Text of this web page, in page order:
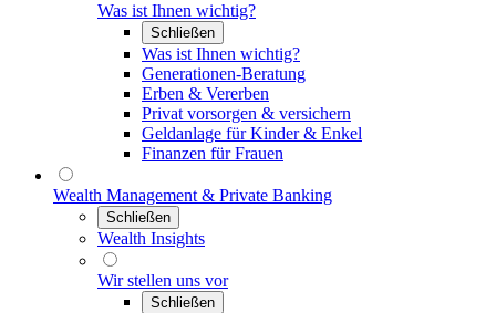
Was ist Ihnen wichtig?
Schließen
Was ist Ihnen wichtig?
Generationen-Beratung
Erben & Vererben
Privat vorsorgen & versichern
Geldanlage für Kinder & Enkel
Finanzen für Frauen
Wealth Management & Private Banking
Schließen
Wealth Insights
Wir stellen uns vor
Schließen